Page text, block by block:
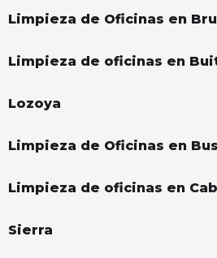
Limpieza de Oficinas en
Limpieza de oficinas en
Lozoya
Limpieza de Oficinas en
Limpieza de oficinas en
Sierra